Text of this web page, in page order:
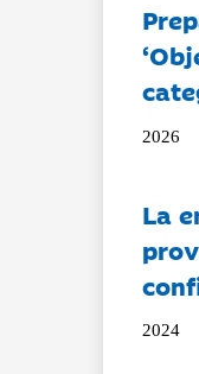
2026
La
2024